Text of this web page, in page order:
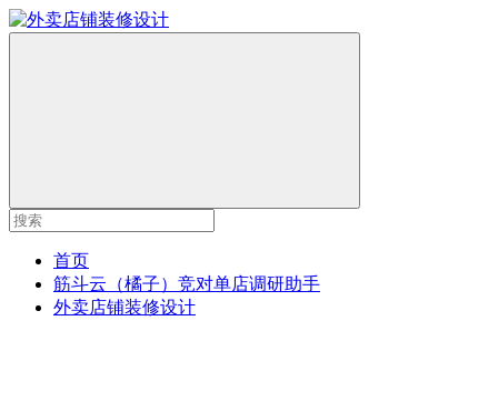
首页
筋斗云（橘子）竞对单店调研助手
外卖店铺装修设计